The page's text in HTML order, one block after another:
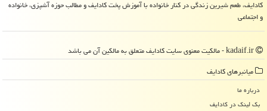
کادایف، طعم شیرین زندگی در کنار خانواده با آموزش پخت کادایف و مطالب حوزه آشپزی، خانواده
و اجتماعی
میانبرهای كادایف
درباره ما
بک لینک در كادایف